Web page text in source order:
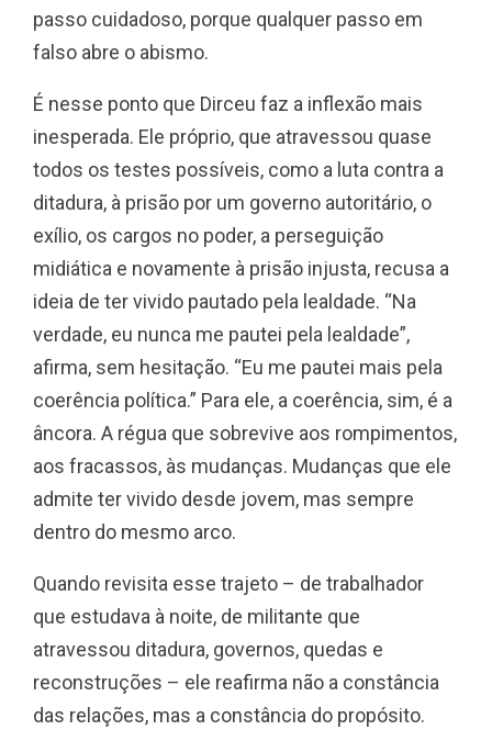
passo cuidadoso, porque qualquer passo em
falso abre o abismo.
É nesse ponto que Dirceu faz a inflexão mais
inesperada. Ele próprio, que atravessou quase
todos os testes possíveis, como a luta contra a
ditadura, à prisão por um governo autoritário, o
exílio, os cargos no poder, a perseguição
midiática e novamente à prisão injusta, recusa a
ideia de ter vivido pautado pela lealdade. “Na
verdade, eu nunca me pautei pela lealdade”,
afirma, sem hesitação. “Eu me pautei mais pela
coerência política.” Para ele, a coerência, sim, é a
âncora. A régua que sobrevive aos rompimentos,
aos fracassos, às mudanças. Mudanças que ele
admite ter vivido desde jovem, mas sempre
dentro do mesmo arco.
Quando revisita esse trajeto – de trabalhador
que estudava à noite, de militante que
atravessou ditadura, governos, quedas e
reconstruções – ele reafirma não a constância
das relações, mas a constância do propósito.